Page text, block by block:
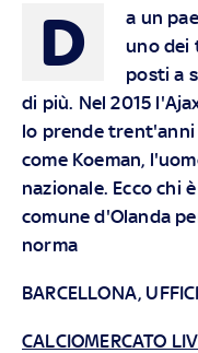
D
a un
uno dei
posti a
di più. Nel 2015
lo prende
come Koeman,
nazionale. Ecco chi
comune d'Olanda
norma
BARCELLONA,
CALCIOMERCATO